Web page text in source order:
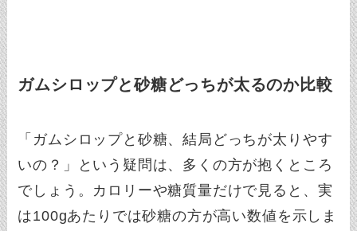
ガムシロップと砂糖どっちが太るのか比較
「ガムシロップと砂糖、結局どっちが太りやす
いの？」という疑問は、多くの方が抱くところ
でしょう。カロリーや糖質量だけで見ると、実
は100gあたりでは砂糖の方が高い数値を示しま